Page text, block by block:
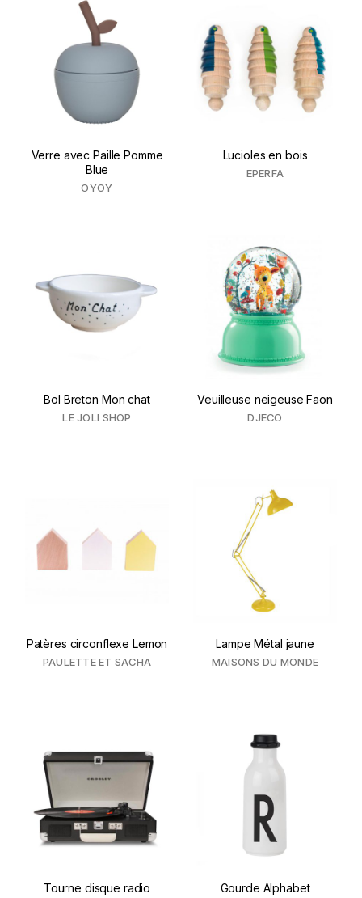
Verre avec Paille Pomme
Blue
OYOY
Lucioles en bois
EPERFA
Bol Breton Mon chat
LE JOLI SHOP
Veuilleuse neigeuse Faon
DJECO
Patères circonflexe Lemon
PAULETTE ET SACHA
Lampe Métal jaune
MAISONS DU MONDE
Tourne disque radio Gourde Alphabet